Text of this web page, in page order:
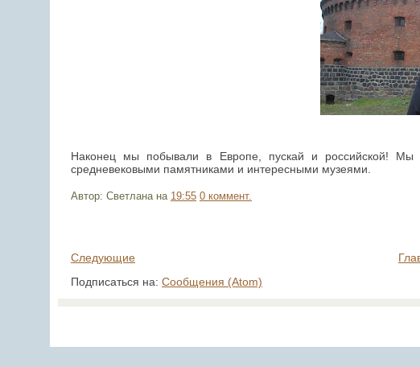
Наконец мы побывали в Европе, пускай и российской! Мы
средневековыми памятниками и интересными музеями.
Автор: Светлана на 19:55 0 коммент.
Следующие
Подписаться на: Сообщения (Atom)